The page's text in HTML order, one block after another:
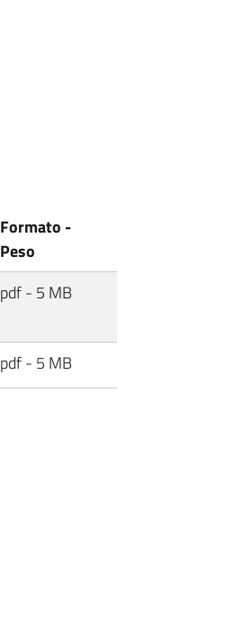
Formato -
Peso
pdf - 5 MB
pdf - 5 MB